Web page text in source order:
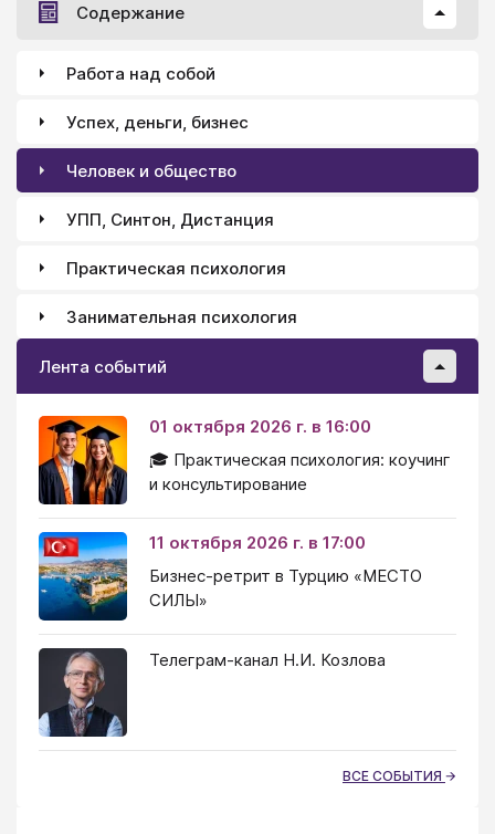
Содержание
Работа над собой
Успех, деньги, бизнес
Человек и общество
УПП, Синтон, Дистанция
Практическая психология
Занимательная психология
Лента событий
01 октября 2026 г. в 16:00
🎓 Практическая психология: коучинг
и консультирование
11 октября 2026 г. в 17:00
Бизнес-ретрит в Турцию «МЕСТО
СИЛЫ»
Телеграм-канал Н.И. Козлова
ВСЕ СОБЫТИЯ